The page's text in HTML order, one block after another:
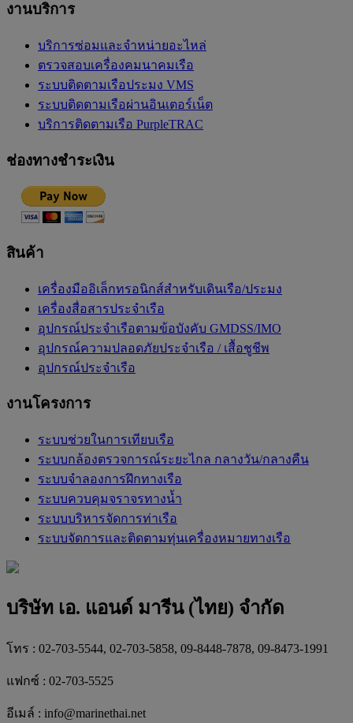
งานบริการ
บริการซ่อมและจำหน่ายอะไหล่
ตรวจสอบเครื่องคมนาคมเรือ
ระบบติดตามเรือประมง VMS
ระบบติดตามเรือผ่านอินเตอร์เน็ต
บริการติดตามเรือ PurpleTRAC
ช่องทางชำระเงิน
สินค้า
เครื่องมืออิเล็กทรอนิกส์สำหรับเดินเรือ/ประมง
เครื่องสื่อสารประจำเรือ
อุปกรณ์ประจำเรือตามข้อบังคับ GMDSS/IMO
อุปกรณ์ความปลอดภัยประจำเรือ / เสื้อชูชีพ
อุปกรณ์ประจำเรือ
งานโครงการ
ระบบช่วยในการเทียบเรือ
ระบบกล้องตรวจการณ์ระยะไกล กลางวัน/กลางคืน
ระบบจำลองการฝึกทางเรือ
ระบบควบคุมจราจรทางน้ำ
ระบบบริหารจัดการท่าเรือ
ระบบจัดการและติดตามทุ่นเครื่องหมายทางเรือ
บริษัท เอ. แอนด์ มารีน (ไทย) จำกัด
โทร : 02-703-5544, 02-703-5858, 09-8448-7878, 09-8473-1991
แฟกซ์ : 02-703-5525
อีเมล์ : info@marinethai.net